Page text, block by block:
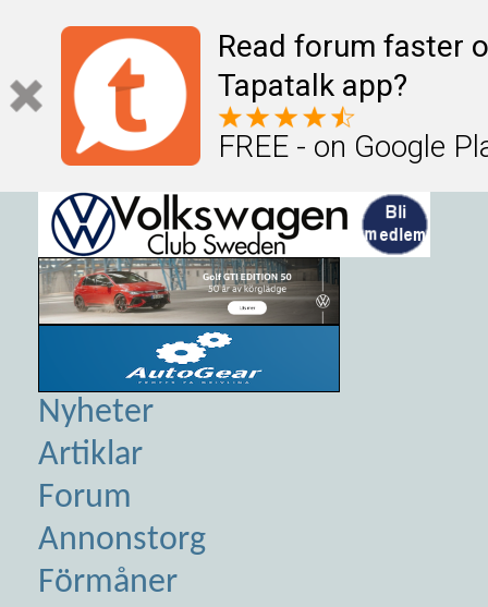
Read forum faster
Tapatalk app?
FREE - on Google
Nyheter
Artiklar
Forum
Annonstorg
Förmåner